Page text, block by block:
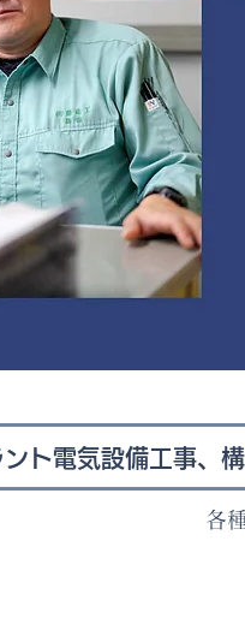
ント電気設備工事、
各